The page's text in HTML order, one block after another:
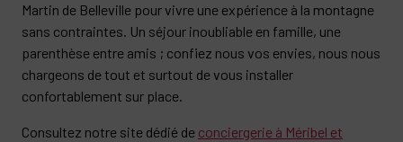
Martin de Belleville pour vivre une expérience à la montagne
sans contraintes. Un séjour inoubliable en famille, une
parenthèse entre amis ; confiez nous vos envies, nous nous
chargeons de tout et surtout de vous installer
confortablement sur place.
Consultez notre site dédié de conciergerie à Méribel et